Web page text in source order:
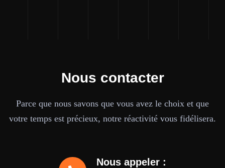
Nous contacter
Parce que nous savons que vous avez le choix et que
votre temps est précieux, notre réactivité vous fidélisera.
Nous appeler :